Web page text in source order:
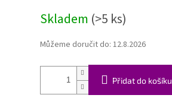
Skladem (>5 ks)
Můžeme doručit do: 12.8.2026
Přidat do košíku